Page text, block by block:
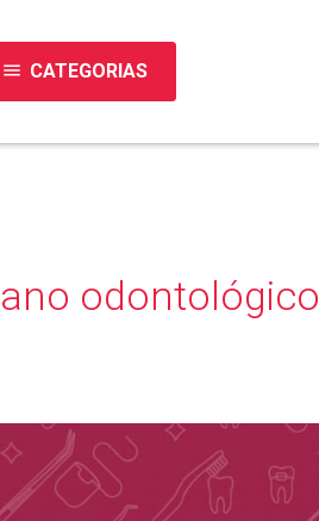
menu CATEGORIAS